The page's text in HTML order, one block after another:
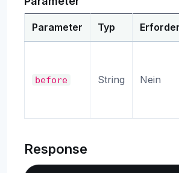
Parameter Typ
before String Nein
Response